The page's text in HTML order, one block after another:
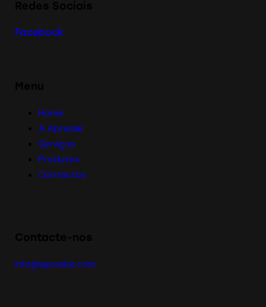
Facebook
Home
A Apreslar
Serviços
Produtos
Contactos
info@apreslar.com